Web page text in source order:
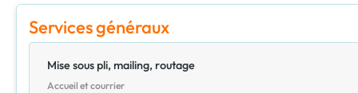
Services généraux
Mise sous pli, mailing, routage
Accueil et courrier